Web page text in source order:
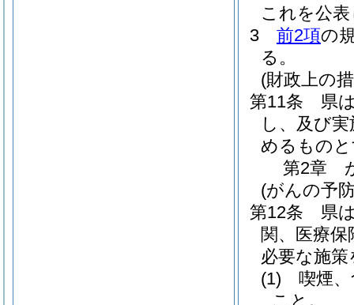
これを公
3
前2項の
る。
(財政上の
第11条
県
し、及び
めるもの
第2章
(がんの予
第12条
県
関、医療
必要な施
(1)
喫煙
こと。